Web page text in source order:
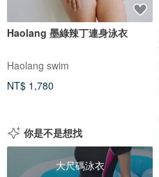
Haolang 墨綠辣丁連身泳衣
Haolang swim
NT$ 1,780
你是不是想找
大尺碼泳衣